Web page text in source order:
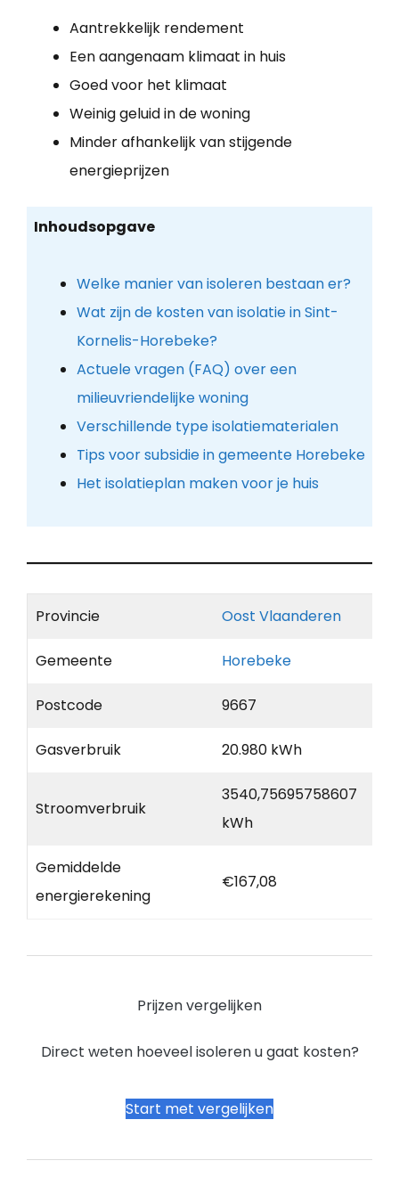
Aantrekkelijk rendement
Een aangenaam klimaat in huis
Goed voor het klimaat
Weinig geluid in de woning
Minder afhankelijk van stijgende
energieprijzen
Inhoudsopgave
Welke manier van isoleren bestaan er?
Wat zijn de kosten van isolatie in Sint-
Kornelis-Horebeke?
Actuele vragen (FAQ) over een
milieuvriendelijke woning
Verschillende type isolatiematerialen
Tips voor subsidie in gemeente Horebeke
Het isolatieplan maken voor je huis
Provincie Oost Vlaanderen
Gemeente Horebeke
Postcode 9667
Gasverbruik 20.980 kWh
Stroomverbruik
3540,75695758607
kWh
Gemiddelde
energierekening
€167,08
Prijzen vergelijken
Direct weten hoeveel isoleren u gaat kosten?
Start met vergelijken